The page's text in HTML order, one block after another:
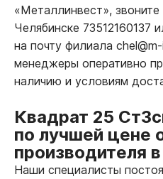
«Металлинвест»,
Челябинске 73512160137
на почту филиала
менеджеры оперативно
наличию и условиям
Квадрат 25
по лучшей цене
производителя
Наши специалисты